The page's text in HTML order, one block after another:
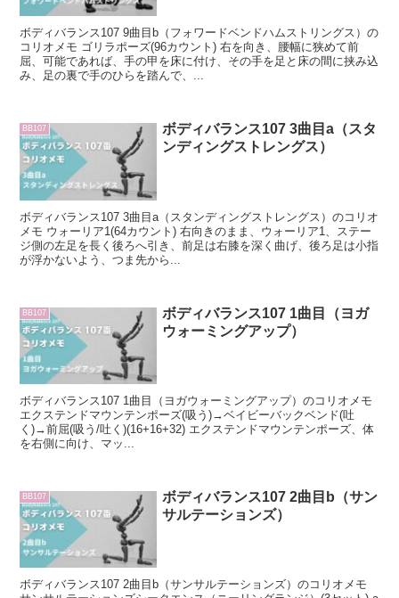
ボディバランス107 9曲目b（フォワードベンドハムストリングス）の
コリオメモ ゴリラポーズ(96カウント) 右を向き、腰幅に狭めて前
屈、可能であれば、手の甲を床に付け、その手を足と床の間に挟み込
み、足の裏で手のひらを踏んで、...
BB107
ボディバランス107 3曲目a（スタ
ンディングストレングス）
ボディバランス107 3曲目a（スタンディングストレングス）のコリオ
メモ ウォーリア1(64カウント) 右向きのまま、ウォーリア1、ステー
ジ側の左足を長く後ろへ引き、前足は右膝を深く曲げ、後ろ足は小指
が浮かないよう、つま先から...
BB107
ボディバランス107 1曲目（ヨガ
ウォーミングアップ）
ボディバランス107 1曲目（ヨガウォーミングアップ）のコリオメモ
エクステンドマウンテンポーズ(吸う)→ベイビーバックベンド(吐
く)→前屈(吸う/吐く)(16+16+32) エクステンドマウンテンポーズ、体
を右側に向け、マッ...
BB107
ボディバランス107 2曲目b（サン
サルテーションズ）
ボディバランス107 2曲目b（サンサルテーションズ）のコリオメモ